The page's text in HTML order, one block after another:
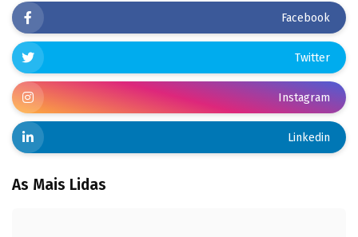
Facebook
Twitter
Instagram
Linkedin
As Mais Lidas